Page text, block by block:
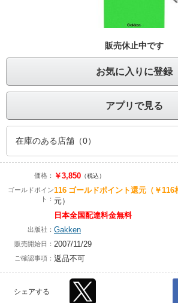
販売休止中です
お気に入りに登録
アプリで見る
在庫のある店舗（0）
価格： ￥3,850 （税込）
ゴールドポイン
ト：
116 ゴールドポイント還元 （￥116
元）
日本全国配達料金無料
出版社： Gakken
販売開始日： 2007/11/29
ご確認事項： 返品不可
シェアする